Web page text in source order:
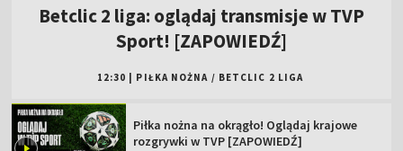
Betclic 2 liga: oglądaj transmisje w TVP
Sport! [ZAPOWIEDŹ]
12:30 PIŁKA NOŻNA / BETCLIC 2 LIGA
Piłka nożna na okrągło! Oglądaj krajowe
rozgrywki w TVP [ZAPOWIEDŹ]